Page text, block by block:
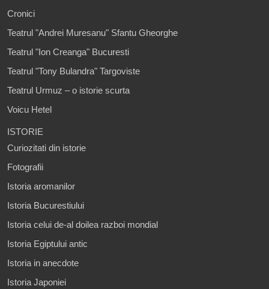
Cronici
Teatrul "Andrei Muresanu" Sfantu Gheorghe
Teatrul "Ion Creanga" Bucuresti
Teatrul "Tony Bulandra" Targoviste
Teatrul Urmuz – o istorie scurta
Voicu Hetel
ISTORIE
Curiozitati din istorie
Fotografii
Istoria aromanilor
Istoria Bucurestiului
Istoria celui de-al doilea razboi mondial
Istoria Egiptului antic
Istoria in anecdote
Istoria Japoniei